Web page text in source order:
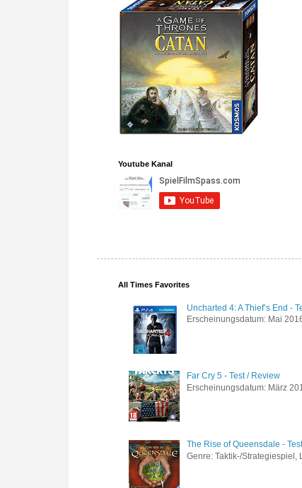
Youtube Kanal
All Times Favorites
Uncharted 4: A Thief’s End -
Erscheinungsdatum: Mai
Far Cry 5 - Test / Review
Erscheinungsdatum: März
The Rise of Queensdale -
Genre: Taktik-/Strategiespiel,